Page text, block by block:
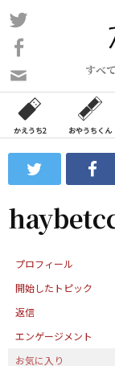
コ
ン
ン
ツ
ス
ッ
プ
すべ
い
合
わ
フ
ォ
ム
かえうち2 おやうちくん
プロフィール
開始したトピック
返信
エンゲージメント
お気に入り